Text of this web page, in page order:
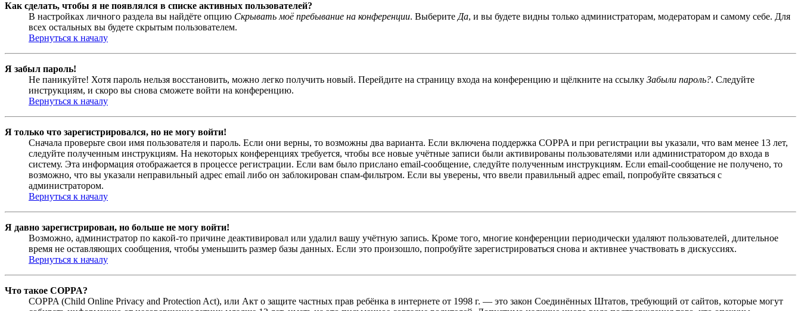
Как сделать, чтобы я не появлялся в списке активных пользователей?
В настройках личного раздела вы найдёте опцию Скрывать моё пребывание на конференции. Выберите Да, и вы будете видны только администраторам, модераторам и самому себе. Для
всех остальных вы будете скрытым пользователем.
Вернуться к началу
Я забыл пароль!
Не паникуйте! Хотя пароль нельзя восстановить, можно легко получить новый. Перейдите на страницу входа на конференцию и щёлкните на ссылку Забыли пароль?. Следуйте
инструкциям, и скоро вы снова сможете войти на конференцию.
Вернуться к началу
Я только что зарегистрировался, но не могу войти!
Сначала проверьте свои имя пользователя и пароль. Если они верны, то возможны два варианта. Если включена поддержка COPPA и при регистрации вы указали, что вам менее 13 лет,
следуйте полученным инструкциям. На некоторых конференциях требуется, чтобы все новые учётные записи были активированы пользователями или администратором до входа в
систему. Эта информация отображается в процессе регистрации. Если вам было прислано email-сообщение, следуйте полученным инструкциям. Если email-сообщение не получено, то
возможно, что вы указали неправильный адрес email либо он заблокирован спам-фильтром. Если вы уверены, что ввели правильный адрес email, попробуйте связаться с
администратором.
Вернуться к началу
Я давно зарегистрирован, но больше не могу войти!
Возможно, администратор по какой-то причине деактивировал или удалил вашу учётную запись. Кроме того, многие конференции периодически удаляют пользователей, длительное
время не оставляющих сообщения, чтобы уменьшить размер базы данных. Если это произошло, попробуйте зарегистрироваться снова и активнее участвовать в дискуссиях.
Вернуться к началу
Что такое COPPA?
COPPA (Child Online Privacy and Protection Act), или Акт о защите частных прав ребёнка в интернете от 1998 г. — это закон Соединённых Штатов, требующий от сайтов, которые могут